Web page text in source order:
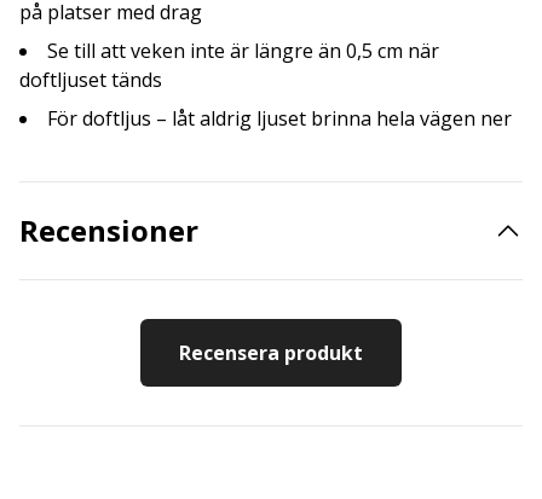
på platser med drag
Se till att veken inte är längre än 0,5 cm när
doftljuset tänds
För doftljus – låt aldrig ljuset brinna hela vägen ner
Recensioner
Recensera produkt